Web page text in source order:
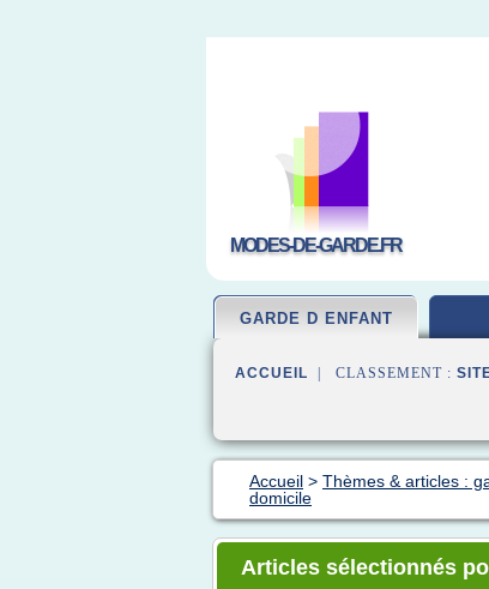
MODES-DE-GARDE.FR
GARDE D ENFANT
ACCUEIL | CLASSEMENT :
Accueil > Thèmes & articles :
domicile
Articles sélectionnés